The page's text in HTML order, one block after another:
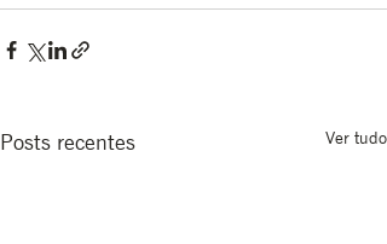
Posts recentes Ver tudo